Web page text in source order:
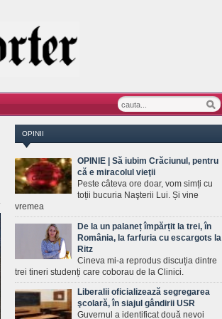
OPINII
OPINIE | Să iubim Crăciunul, pentru
că e miracolul vieţii
Peste câteva ore doar, vom simți cu
toții bucuria Naşterii Lui. Și vine
vremea
De la un palaneț împărțit la trei, în
România, la farfuria cu escargots la
Ritz
Cineva mi-a reprodus discuția dintre
trei tineri studenți care coborau de la Clinici.
Liberalii oficializează segregarea
şcolară, în siajul gândirii USR
Guvernul a identificat două nevoi